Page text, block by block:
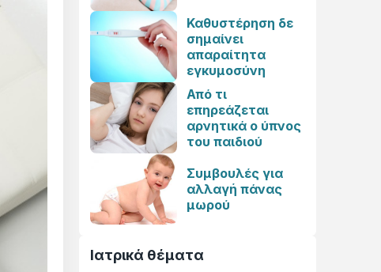
Καθυστέρηση δε
σημαίνει
απαραίτητα
εγκυμοσύνη
Από τι
επηρεάζεται
αρνητικά ο ύπνος
του παιδιού
Συμβουλές για
αλλαγή πάνας
μωρού
Ιατρικά θέματα